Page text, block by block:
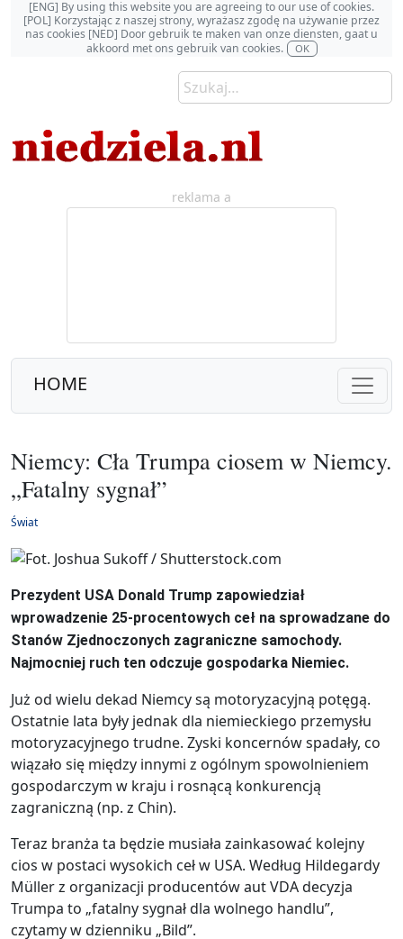
[ENG] By using this website you are agreeing to our use of cookies.
[POL] Korzystając z naszej strony, wyrażasz zgodę na używanie przez
nas cookies [NED] Door gebruik te maken van onze diensten, gaat u
akkoord met ons gebruik van cookies.
OK
reklama a
HOME
Niemcy: Cła Trumpa ciosem w Niemcy.
„Fatalny sygnał”
Świat
Prezydent USA Donald Trump zapowiedział
wprowadzenie 25-procentowych ceł na sprowadzane do
Stanów Zjednoczonych zagraniczne samochody.
Najmocniej ruch ten odczuje gospodarka Niemiec.
Już od wielu dekad Niemcy są motoryzacyjną potęgą.
Ostatnie lata były jednak dla niemieckiego przemysłu
motoryzacyjnego trudne. Zyski koncernów spadały, co
wiązało się między innymi z ogólnym spowolnieniem
gospodarczym w kraju i rosnącą konkurencją
zagraniczną (np. z Chin).
Teraz branża ta będzie musiała zainkasować kolejny
cios w postaci wysokich ceł w USA. Według Hildegardy
Müller z organizacji producentów aut VDA decyzja
Trumpa to „fatalny sygnał dla wolnego handlu”,
czytamy w dzienniku „Bild”.